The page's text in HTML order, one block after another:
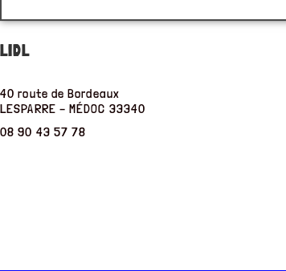
LIDL
40 route de Bordeaux
LESPARRE – MÉDOC 33340
08 90 43 57 78